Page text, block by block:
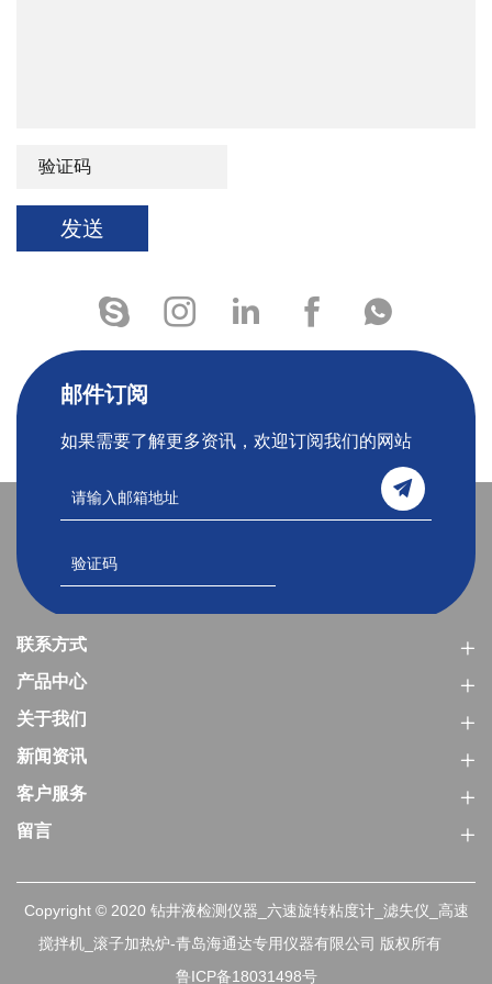
发送
邮件订阅
如果需要了解更多资讯，欢迎订阅我们的网站
联系方式
产品中心
关于我们
新闻资讯
客户服务
留言
Copyright © 2020 钻井液检测仪器_六速旋转粘度计_滤失仪_高速
搅拌机_滚子加热炉-青岛海通达专用仪器有限公司 版权所有
鲁ICP备18031498号